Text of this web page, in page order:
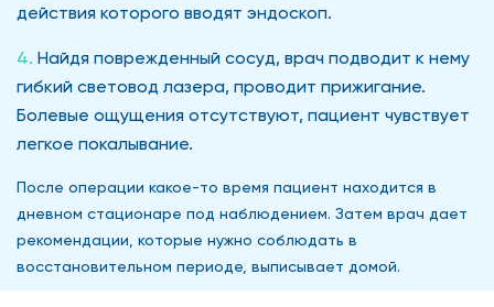
действия которого вводят эндоскоп.
Найдя поврежденный сосуд, врач подводит к нему
гибкий световод лазера, проводит прижигание.
Болевые ощущения отсутствуют, пациент чувствует
легкое покалывание.
После операции какое-то время пациент находится в
дневном стационаре под наблюдением. Затем врач дает
рекомендации, которые нужно соблюдать в
восстановительном периоде, выписывает домой.